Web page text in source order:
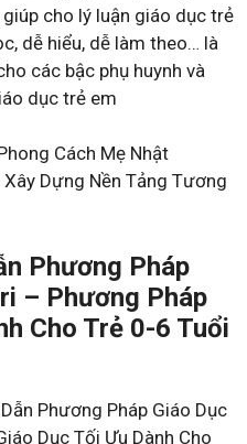
cho lý luận giáo dục trẻ
dễ hiểu, dễ làm theo… là
các bậc phụ huynh và
dục trẻ em
Cách Mẹ Nhật
Xây Dựng Nền Tảng Tương
Phương Pháp
– Phương Pháp
Cho Trẻ 0-6 Tuổi
Phương Pháp Giáo Dục
Dục Tối Ưu Dành Cho